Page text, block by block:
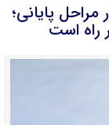
پایانی؛
است